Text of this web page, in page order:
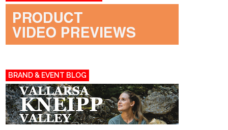
BRAND & EVENT BLOG